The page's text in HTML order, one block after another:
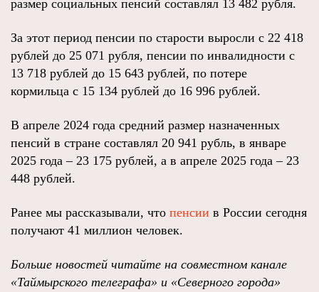
размер социальных пенсий составлял 13 482 рубля.
За этот период пенсии по старости выросли с 22 418
рублей до 25 071 рубля, пенсии по инвалидности с
13 718 рублей до 15 643 рублей, по потере
кормильца с 15 134 рублей до 16 996 рублей.
В апреле 2024 года средний размер назначенных
пенсий в стране составлял 20 941 рубль, в январе
2025 года – 23 175 рублей, а в апреле 2025 года – 23
448 рублей.
Ранее мы рассказывали, что пенсии в России сегодня
получают 41 миллион человек.
Больше новостей читайте на совместном канале
«Таймырского телеграфа» и «Северного города»